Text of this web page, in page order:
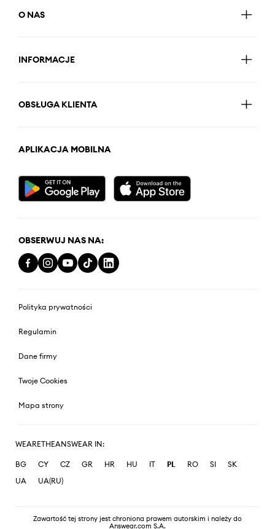
O NAS
INFORMACJE
OBSŁUGA KLIENTA
APLIKACJA MOBILNA
OBSERWUJ NAS NA:
Polityka prywatności
Regulamin
Dane firmy
Twoje Cookies
Mapa strony
WEARETHEANSWEAR IN:
BG CY CZ GR HR HU IT PL RO SI
SK
UA
UA(RU)
Zawartość tej strony jest chroniona prawem autorskim i należy do
Answear.com S.A.